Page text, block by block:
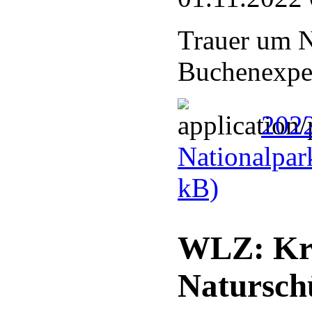
Trauer um
kB)
WLZ: